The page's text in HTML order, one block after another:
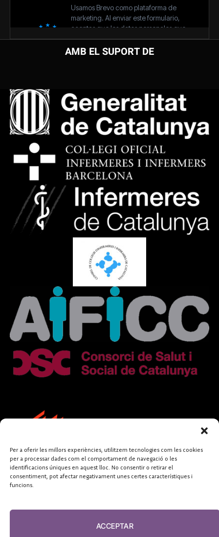
Per a oferir les millors experiències, utilitzem tecnologies com les cookies
per a processar dades com el comportament de navegació o les
identificacions úniques en aquest lloc. No consentir o retirar el
consentiment, pot afectar negativament unes certes característiques i
funcions.
ACCEPTAR
AMB EL SUPORT DE
FUNDACIÓ